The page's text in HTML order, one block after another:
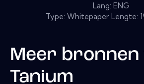
Lang: ENG
Type: Whitepaper Lengte:
Meer bronnen
Tanium